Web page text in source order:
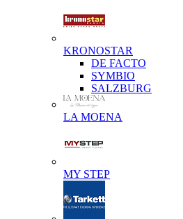
KRONOSTAR
DE FACTO
SYMBIO
SALZBURG
LA MOENA
MY STEP